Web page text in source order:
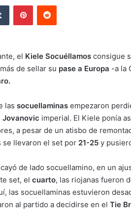
el Kiele Socuéllamos consigue
de sellar su pase a Europa -a la
las socuellaminas empezaron
Jovanovic imperial. El Kiele ponía
a pesar de un atisbo de
se llevaron el set por 21-25 y
cayó de lado socuellamino, en un
set, el cuarto, las riojanas fueron
las socuellaminas estuvieron
al partido a decidirse en el Tie